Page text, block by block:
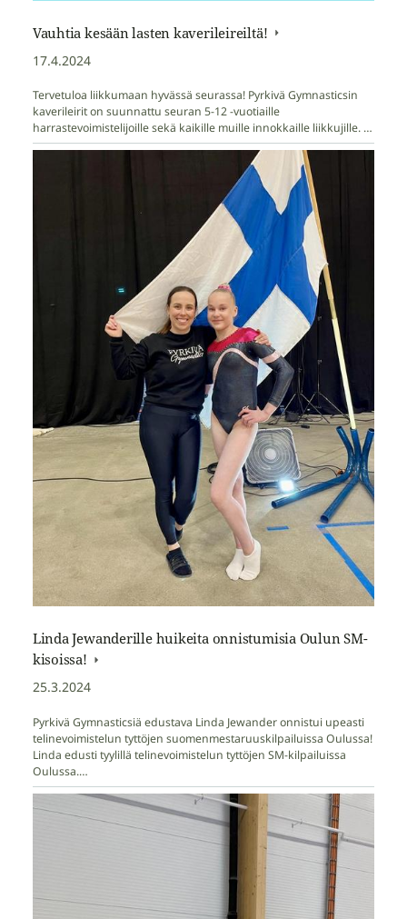
Vauhtia kesään lasten kaverileireiltä!
17.4.2024
Tervetuloa liikkumaan hyvässä seurassa! Pyrkivä Gymnasticsin
kaverileirit on suunnattu seuran 5-12 -vuotiaille
harrastevoimistelijoille sekä kaikille muille innokkaille liikkujille. ⁠⁠⁠⁠⁠⁠⁠…
Linda Jewanderille huikeita onnistumisia Oulun SM-
kisoissa!
25.3.2024
Pyrkivä Gymnasticsiä edustava Linda Jewander onnistui upeasti
telinevoimistelun tyttöjen suomenmestaruuskilpailuissa Oulussa!
Linda edusti tyylillä telinevoimistelun tyttöjen SM-kilpailuissa
Oulussa.…